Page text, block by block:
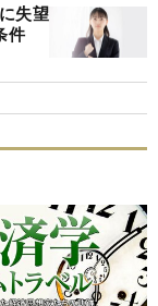
失望
件